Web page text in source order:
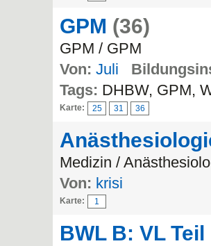
GPM (36)
GPM / GPM
Von: Juli
Tags: DHBW, GPM,
Karte: 25 31 36
Medizin /
Von: krisi
Karte: 1
BWL B: VL Teil